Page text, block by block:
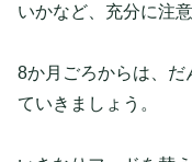
いかなど、充分に注
8か月ごろからは、だ
ていきましょう。